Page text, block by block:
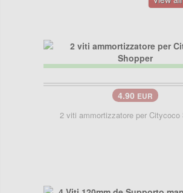
4.90 EUR
2 viti ammortizzatore per Citycoco